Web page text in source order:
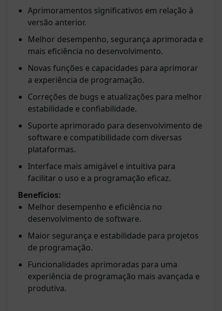
Aprimoramentos significativos em relação à
versão anterior.
Melhor desempenho, segurança aprimorada e
mais eficiência no desenvolvimento.
Novas funções e capacidades para aprimorar
a experiência de programação.
Correções de bugs e atualizações para melhor
estabilidade e confiabilidade.
Suporte aprimorado para desenvolvimento de
software e compatibilidade com diversas
plataformas.
Interface mais amigável e intuitiva para
facilitar o uso e a programação eficaz.
Benefícios:
Melhor desempenho e eficiência no
desenvolvimento de software.
Maior segurança e estabilidade para projetos
de programação.
Funcionalidades aprimoradas para uma
experiência de programação mais avançada e
produtiva.